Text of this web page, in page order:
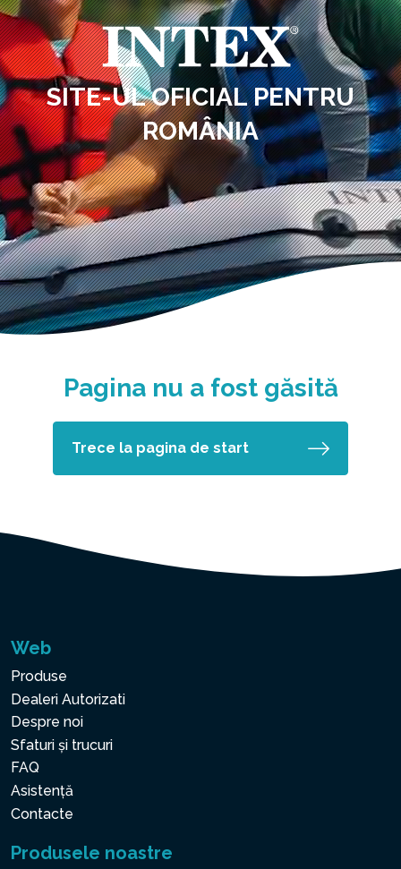
SITE-UL OFICIAL PENTRU
ROMÂNIA
Pagina nu a fost găsită
Trece la pagina de start
Web
Produse
Dealeri Autorizati
Despre noi
Sfaturi și trucuri
FAQ
Asistență
Contacte
Produsele noastre